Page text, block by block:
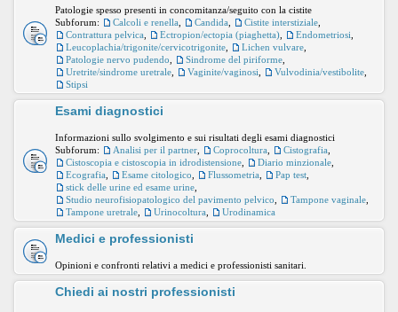
Patologie spesso presenti in concomitanza/seguito con la cistite
Subforum:
Calcoli e renella Candida Cistite interstiziale
Contrattura pelvica
Ectropion/ectopia (piaghetta) Endometriosi
Leucoplachia/trigonite/cervicotrigonite
Lichen vulvare
Patologie nervo pudendo
Sindrome del piriforme
Uretrite/sindrome uretrale
Vaginite/vaginosi Vulvodinia/vestibolite
Stipsi
Esami diagnostici
Informazioni sullo svolgimento e sui risultati degli esami diagnostici
Subforum:
Analisi per il partner Coprocoltura Cistografia
Cistoscopia e cistoscopia in idrodistensione
Diario minzionale
Ecografia
Esame citologico Flussometria Pap test
stick delle urine ed esame urine
Studio neurofisiopatologico del pavimento pelvico
Tampone vaginale
Tampone uretrale
Urinocoltura Urodinamica
Medici e professionisti
Opinioni e confronti relativi a medici e professionisti sanitari.
Chiedi ai nostri professionisti